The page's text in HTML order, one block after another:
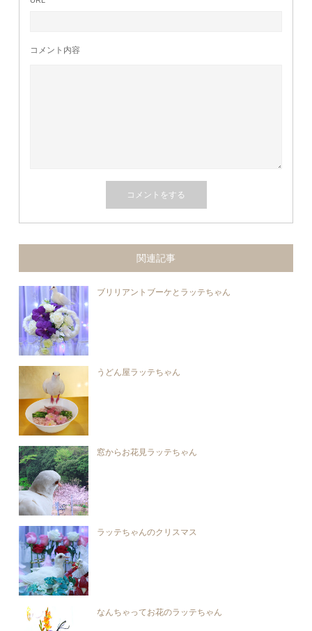
コメント内容
関連記事
ブリリアントブーケとラッテちゃん
うどん屋ラッテちゃん
窓からお花見ラッテちゃん
ラッテちゃんのクリスマス
なんちゃってお花のラッテちゃん